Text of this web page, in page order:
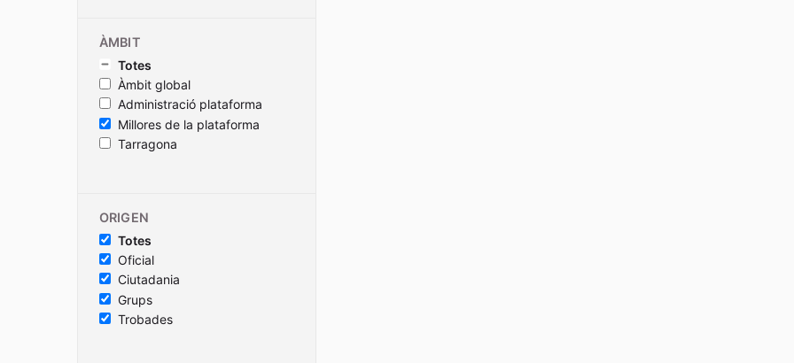
ÀMBIT
Totes
Àmbit global
Administració plataforma
Millores de la plataforma
Tarragona
ORIGEN
Totes
Oficial
Ciutadania
Grups
Trobades